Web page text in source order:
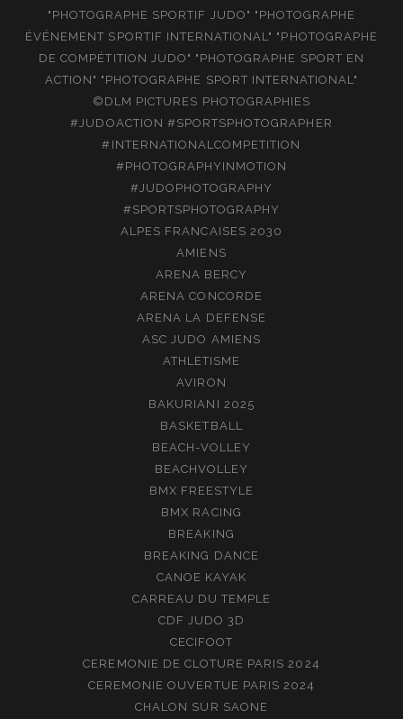
"PHOTOGRAPHE SPORTIF JUDO" "PHOTOGRAPHE
ÉVÉNEMENT SPORTIF INTERNATIONAL" "PHOTOGRAPHE
DE COMPÉTITION JUDO" "PHOTOGRAPHE SPORT EN
ACTION" "PHOTOGRAPHE SPORT INTERNATIONAL"
©DLM PICTURES PHOTOGRAPHIES
#JUDOACTION #SPORTSPHOTOGRAPHER
#INTERNATIONALCOMPETITION
#PHOTOGRAPHYINMOTION
#JUDOPHOTOGRAPHY
#SPORTSPHOTOGRAPHY
ALPES FRANCAISES 2030
AMIENS
ARENA BERCY
ARENA CONCORDE
ARENA LA DEFENSE
ASC JUDO AMIENS
ATHLETISME
AVIRON
BAKURIANI 2025
BASKETBALL
BEACH-VOLLEY
BEACHVOLLEY
BMX FREESTYLE
BMX RACING
BREAKING
BREAKING DANCE
CANOE KAYAK
CARREAU DU TEMPLE
CDF JUDO 3D
CECIFOOT
CEREMONIE DE CLOTURE PARIS 2024
CEREMONIE OUVERTUE PARIS 2024
CHALON SUR SAONE